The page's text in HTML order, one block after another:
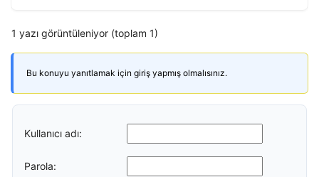
1 yazı görüntüleniyor (toplam 1)
Bu konuyu yanıtlamak için giriş yapmış olmalısınız.
Kullanıcı adı:
Parola: